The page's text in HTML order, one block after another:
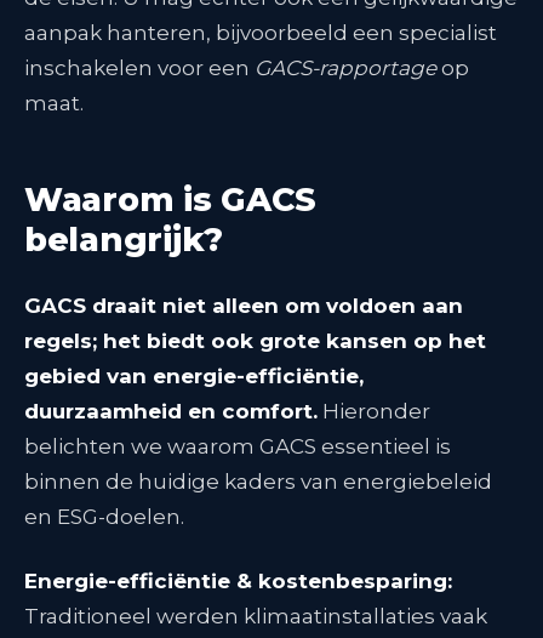
aanpak hanteren, bijvoorbeeld een specialist
inschakelen voor een GACS-rapportage op
maat.
Waarom is GACS
belangrijk?
GACS draait niet alleen om voldoen aan
regels; het biedt ook grote kansen op het
gebied van energie-efficiëntie,
duurzaamheid en comfort. Hieronder
belichten we waarom GACS essentieel is
binnen de huidige kaders van energiebeleid
en ESG-doelen.
Energie-efficiëntie & kostenbesparing:
Traditioneel werden klimaatinstallaties vaak